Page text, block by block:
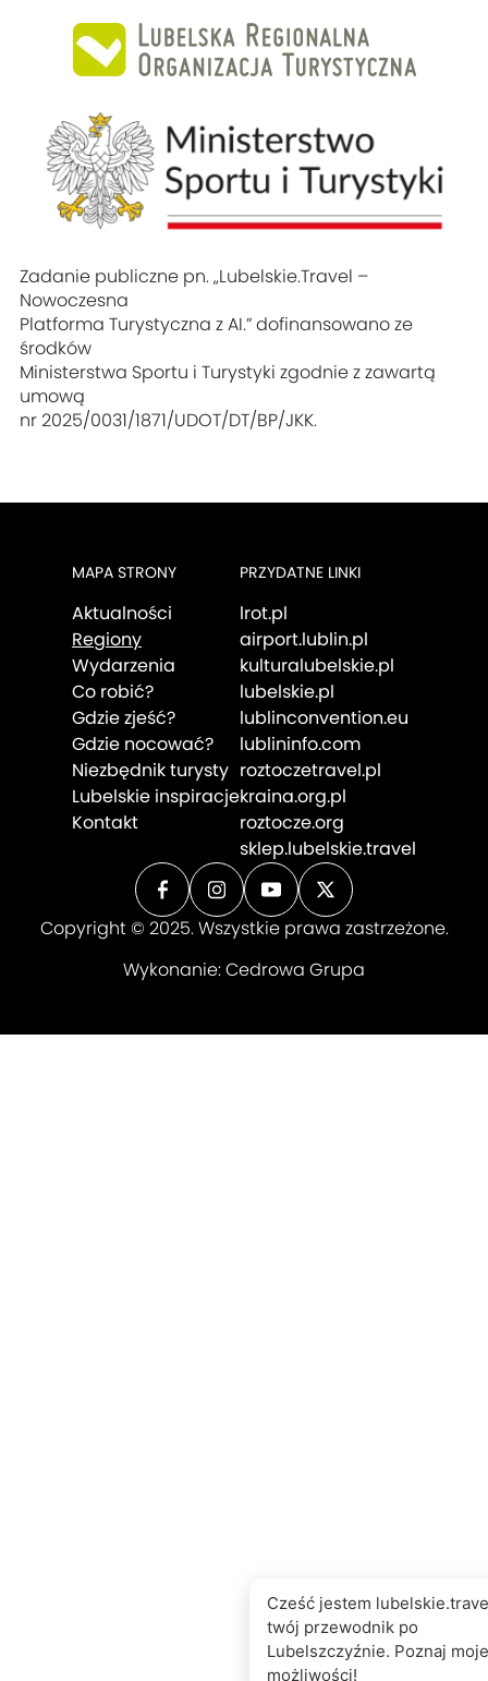
Zadanie publiczne pn. „Lubelskie.Travel –
Nowoczesna
Platforma Turystyczna z AI.” dofinansowano ze
środków
Ministerstwa Sportu i Turystyki zgodnie z zawartą
umową
nr 2025/0031/1871/UDOT/DT/BP/JKK.
MAPA STRONY
Aktualności
Regiony
Wydarzenia
Co robić?
Gdzie zjeść?
Gdzie nocować?
Niezbędnik turysty
Lubelskie inspiracje
Kontakt
PRZYDATNE LINKI
lrot.pl
airport.lublin.pl
kulturalubelskie.pl
lubelskie.pl
lublinconvention.eu
lublininfo.com
roztoczetravel.pl
kraina.org.pl
roztocze.org
sklep.lubelskie.travel
Copyright © 2025. Wszystkie prawa zastrzeżone.
Wykonanie: Cedrowa Grupa
Cześć jestem
twój przewodnik po
Lubelszczyźnie. Poznaj moje
możliwości!